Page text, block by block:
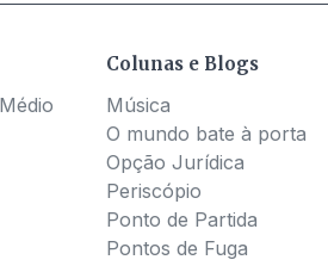
Colunas e Blogs
Música
O mundo bate à porta
Opção Jurídica
Periscópio
Ponto de Partida
Pontos de Fuga